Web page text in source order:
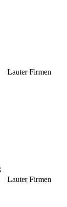
Lauter Firmen
Lauter Firmen